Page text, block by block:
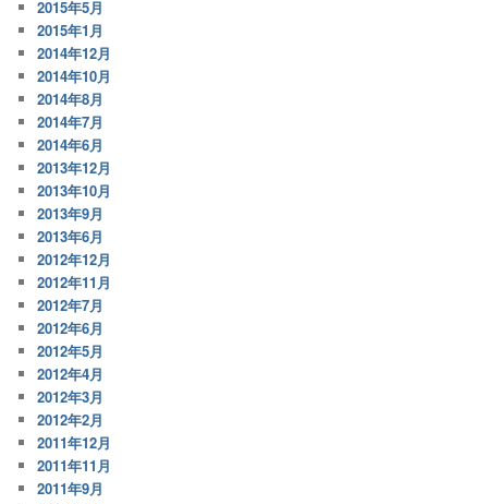
2015年5月
2015年1月
2014年12月
2014年10月
2014年8月
2014年7月
2014年6月
2013年12月
2013年10月
2013年9月
2013年6月
2012年12月
2012年11月
2012年7月
2012年6月
2012年5月
2012年4月
2012年3月
2012年2月
2011年12月
2011年11月
2011年9月